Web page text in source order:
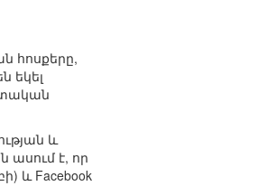
հոսքերը,
եկել
և
ասում է, որ
և Facebook